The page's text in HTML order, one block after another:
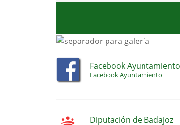
Facebook Ayuntamiento
Facebook Ayuntamiento
Diputación de Badajoz